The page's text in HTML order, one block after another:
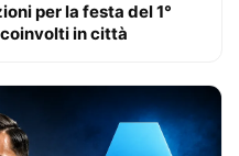
per la festa del 1°
in città